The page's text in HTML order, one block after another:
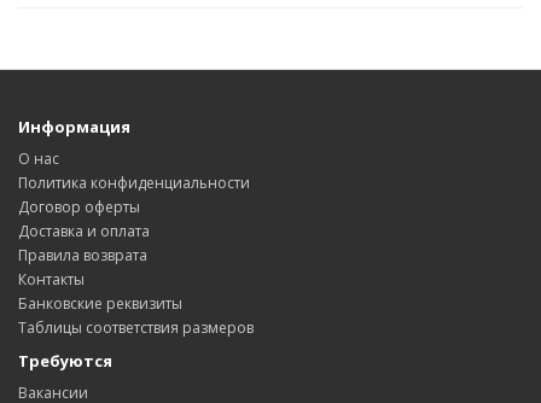
Информация
О нас
Политика конфиденциальности
Договор оферты
Доставка и оплата
Правила возврата
Контакты
Банковские реквизиты
Таблицы соответствия размеров
Требуются
Вакансии